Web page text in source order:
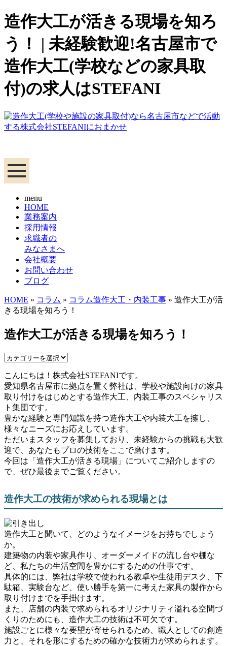
造作大工が活きる現場を知ろ
う！ | 未経験歓迎!名古屋市で
造作大工(学校などの家具取
付)の求人はSTEFANI
menu
HOME
業務案内
採用情報
求職者の
みなさまへ
会社概要
お問い合わせ
ブログ
HOME » コラム » コラム造作大工・内装工事 » 造作大工が活
きる現場を知ろう！
造作大工が活きる現場を知ろう！
こんにちは！株式会社STEFANIです。
愛知県名古屋市に拠点を置く弊社は、学校や施設向けの家具
取り付けをはじめとする造作大工、内装工事のスペシャリス
ト集団です。
豊かな経験と専門知識を持つ造作大工や内装大工を擁し、
様々なニーズにお応えしています。
ただいまスタッフを募集しており、未経験からの挑戦も大歓
迎で、あなたもプロの技術をここで磨けます。
今回は「造作大工が活きる現場」についてご紹介しますの
で、ぜひ最後までご覧ください。
造作大工の技術が求められる現場とは
造作大工と聞いて、どのようなイメージをお持ちでしょう
か。
建築物の内装や家具作り、オーダーメイドの流し台や棚な
ど、私たちの生活空間を豊かにするための仕事です。
具体的には、弊社は学校で使われる教卓や生徒用デスク、下
駄箱、実験台など、使い勝手を第一に考えた家具の製作から
取り付けまでを手掛けます。
また、店舗の内装で求められるオリジナリティ溢れる空間づ
くりのためにも、造作大工の技術は不可欠です。
施設ごとに様々な要望が寄せられるため、職人としての創造
力と、それを形にするための確かな技術力が求められます。